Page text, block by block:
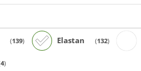
139 Elastan 132
4